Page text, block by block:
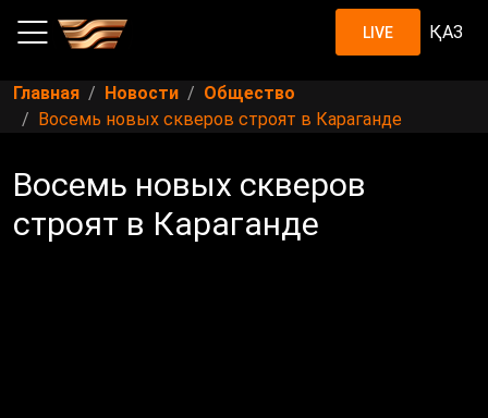
LIVE ҚАЗ
Главная Новости
Общество
Восемь новых скверов строят в Караганде
Восемь новых скверов
строят в Караганде